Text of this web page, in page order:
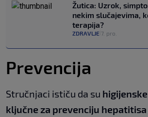
Žutica: Uzrok,
nekim slučajevima,
terapija?
ZDRAVLJE 7. pro.
Prevencija
Stručnjaci ističu da su
ključne za prevenciju hepatitisa